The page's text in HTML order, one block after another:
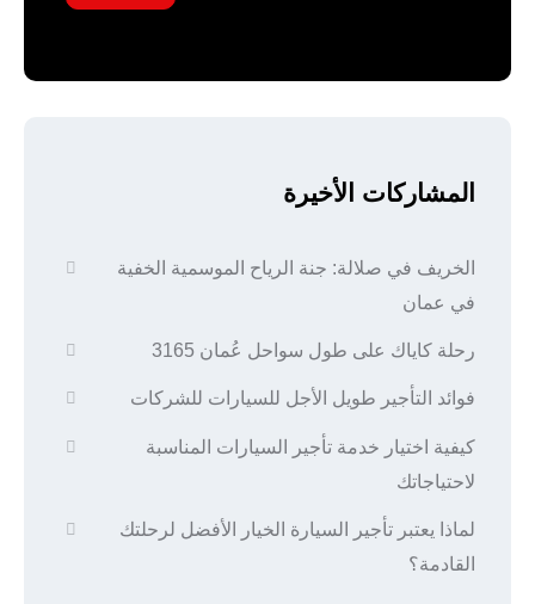
المشاركات الأخيرة
الخريف في صلالة: جنة الرياح الموسمية الخفية
في عمان
رحلة كاياك على طول سواحل عُمان 3165
فوائد التأجير طويل الأجل للسيارات للشركات
كيفية اختيار خدمة تأجير السيارات المناسبة
لاحتياجاتك
لماذا يعتبر تأجير السيارة الخيار الأفضل لرحلتك
القادمة؟